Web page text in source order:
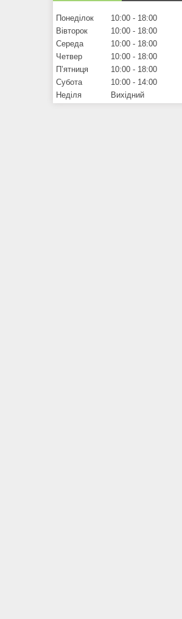
Понеділок 10:00
18:00
Вівторок
10:00
18:00
Середа
10:00
18:00
Четвер
10:00
18:00
Пʼятниця
10:00
18:00
Субота
10:00
14:00
Неділя
Вихідний